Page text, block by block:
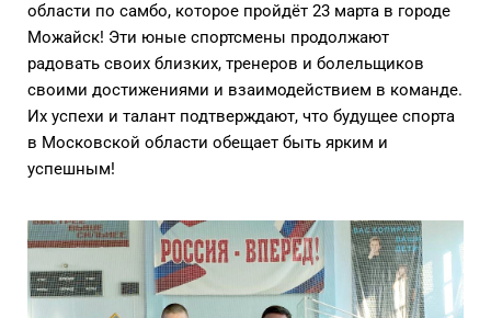
области по самбо, которое пройдёт 23 марта в городе
Можайск! Эти юные спортсмены продолжают
радовать своих близких, тренеров и болельщиков
своими достижениями и взаимодействием в команде.
Их успехи и талант подтверждают, что будущее спорта
в Московской области обещает быть ярким и
успешным!